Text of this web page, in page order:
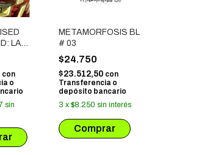
LA
LOS
DE
con
o
sin
METAMORFOSIS BL
# 03
$24.750
$23.512,50 con
Transferencia o
depósito bancario
3 x $8.250 sin interés